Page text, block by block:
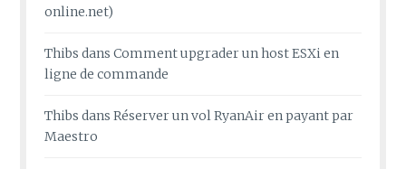
online.net)
Thibs dansComment upgrader un host ESXi en
ligne de commande
Thibs dansRéserver un vol RyanAir en payant par
Maestro